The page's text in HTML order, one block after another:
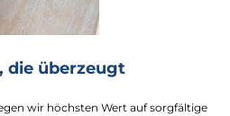
die überzeugt
wir höchsten Wert auf sorgfältige